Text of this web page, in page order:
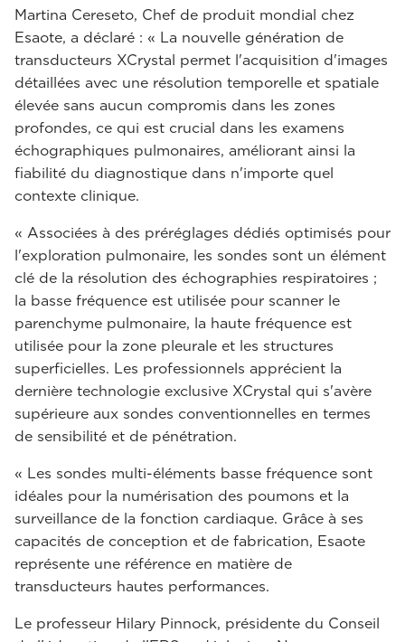
Martina Cereseto, Chef de produit mondial chez
Esaote, a déclaré : « La nouvelle génération de
transducteurs XCrystal permet l'acquisition d'images
détaillées avec une résolution temporelle et spatiale
élevée sans aucun compromis dans les zones
profondes, ce qui est crucial dans les examens
échographiques pulmonaires, améliorant ainsi la
fiabilité du diagnostique dans n'importe quel
contexte clinique.
« Associées à des préréglages dédiés optimisés pour
l'exploration pulmonaire, les sondes sont un élément
clé de la résolution des échographies respiratoires ;
la basse fréquence est utilisée pour scanner le
parenchyme pulmonaire, la haute fréquence est
utilisée pour la zone pleurale et les structures
superficielles. Les professionnels apprécient la
dernière technologie exclusive XCrystal qui s'avère
supérieure aux sondes conventionnelles en termes
de sensibilité et de pénétration.
« Les sondes multi-éléments basse fréquence sont
idéales pour la numérisation des poumons et la
surveillance de la fonction cardiaque. Grâce à ses
capacités de conception et de fabrication, Esaote
représente une référence en matière de
transducteurs hautes performances.
Le professeur Hilary Pinnock, présidente du Conseil